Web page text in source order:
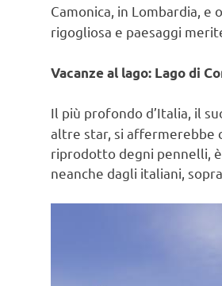
Camonica, in Lombardia, e
rigogliosa e paesaggi
Vacanze al lago: Lago di
Il più profondo d’Italia, il
altre star, si affermerebbe
riprodotto degni pennelli,
neanche dagli italiani,